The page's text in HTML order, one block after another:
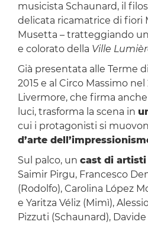
musicista Schaunard, il
delicata ricamatrice di fiori
Musetta – tratteggiando
e colorato della Ville
Già presentata alle Terme
2015 e al Circo Massimo nel
Livermore, che firma
luci, trasforma la scena in
cui i protagonisti si
d’arte
Sul palco, un cast di
Saimir Pirgu, Francesco
(Rodolfo), Carolina López
e Yaritza Véliz (Mimì),
Pizzuti (Schaunard),